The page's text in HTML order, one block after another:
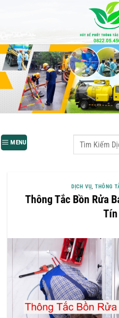
dung
MENU
DỊCH VỤ,THÔNG
Thông Tắc Bồn Rửa
Tín